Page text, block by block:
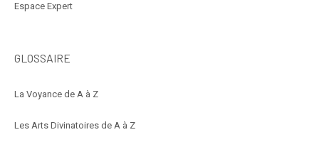
Espace Expert
GLOSSAIRE
La Voyance de A à Z
Les Arts Divinatoires de A à Z